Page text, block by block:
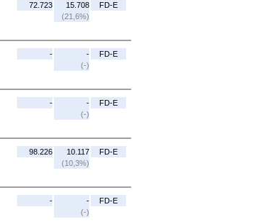
72.723
15.708
(21,6%)
FD-E
-
-
(-)
FD-E
-
-
(-)
FD-E
98.226
10.117
(10,3%)
FD-E
-
-
(-)
FD-E